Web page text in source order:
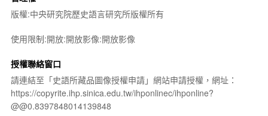
版權:中央研究院歷史語言研究所版權所有
使用限制:開放:開放影像:開放影像
授權聯絡窗口
請連結至「史語所藏品圖像授權申請」網站申請授權，網址：
https://copyrite.ihp.sinica.edu.tw/ihponlinec/ihponline?
@@0.8397848014139848